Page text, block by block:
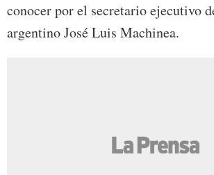
conocer por el secretario ejecutivo
argentino José Luis Machinea.